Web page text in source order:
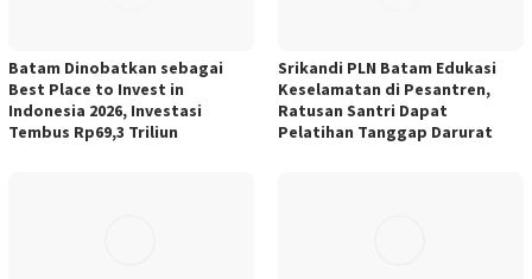
Batam Dinobatkan sebagai
Best Place to Invest in
Indonesia 2026, Investasi
Tembus Rp69,3 Triliun
Srikandi PLN Batam Edukasi
Keselamatan di Pesantren,
Ratusan Santri Dapat
Pelatihan Tanggap Darurat